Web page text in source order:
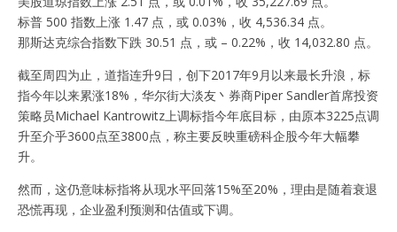
标普 500 指数上涨 1.47 点，或 0.03%，收 4,536.34 点。
那斯达克综合指数下跌 30.51 点，或 – 0.22%，收 14,032.80 点。
截至周四为止，道指连升9日，创下2017年9月以来最长升浪，标
指今年以来累涨18%，华尔街大淡友丶券商Piper Sandler首席投资
策略员Michael Kantrowitz上调标指今年底目标，由原本3225点调
升至介乎3600点至3800点，称主要反映重磅科企股今年大幅攀
升。
然而，这仍意味标指将从现水平回落15%至20%，理由是随着衰退
恐慌再现，企业盈利预测和估值或下调。